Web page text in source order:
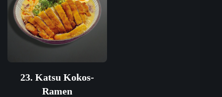
23. Katsu Kokos-
Ramen